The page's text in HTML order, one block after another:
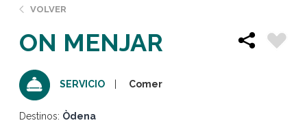
VOLVER
ON MENJAR
SERVICIO Comer
Destinos: Òdena